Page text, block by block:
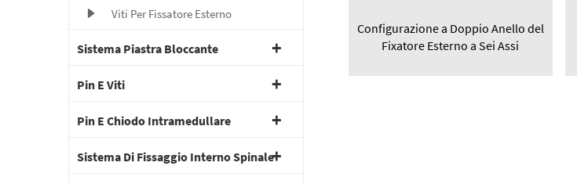
Viti Per Fissatore Esterno
Sistema Piastra Bloccante
Pin E Viti
Pin E Chiodo Intramedullare
Sistema Di Fissaggio Interno Spinale
Configurazione a Doppio Anello del
Fixatore Esterno a Sei Assi